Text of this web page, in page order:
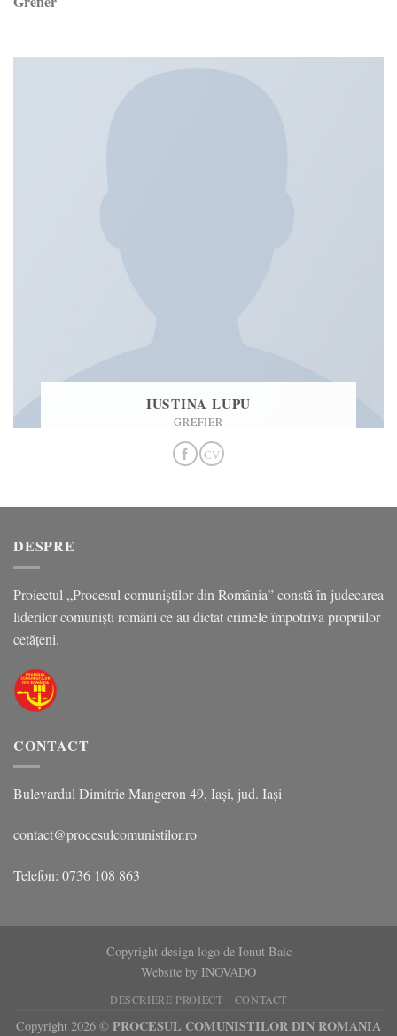
IUSTINA LUPU
GREFIER
DESPRE
Proiectul „Procesul comuniștilor din România” constă în judecarea
liderilor comuniști români ce au dictat crimele împotriva propriilor
cetățeni.
CONTACT
Bulevardul Dimitrie Mangeron 49, Iași, jud. Iași
contact@procesulcomunistilor.ro
Telefon: 0736 108 863
Copyright design logo de Ionut Baic
Website by INOVADO
DESCRIERE PROIECT CONTACT
Copyright 2026 © PROCESUL COMUNISTILOR DIN ROMANIA